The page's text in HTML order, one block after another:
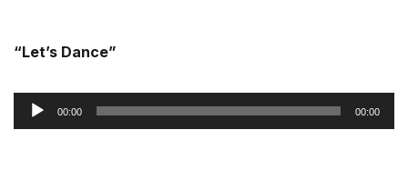
“Let’s Dance”
Reprodutor
de
00:00 00:00